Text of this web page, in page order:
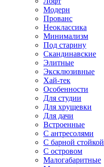
Модерн
Прованс
Неоклассика
Минимализм
Под старину
Скандинавские
Элитные
Эксклюзивные
Хай-тек
Особенности
Для студии
Для хрущевки
Для дачи
Встроенные
С антресолями
С барной стойкой
С островом
Малогабаритные